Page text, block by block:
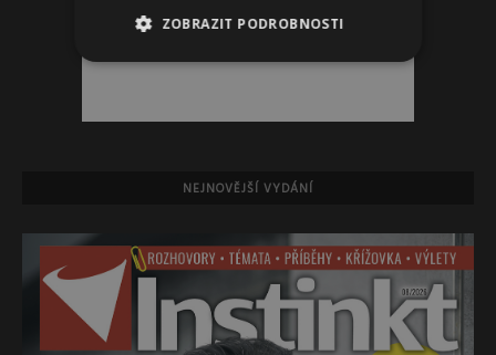
NEJNOVĚJŠÍ VYDÁNÍ
ZOBRAZIT PODROBNOSTI